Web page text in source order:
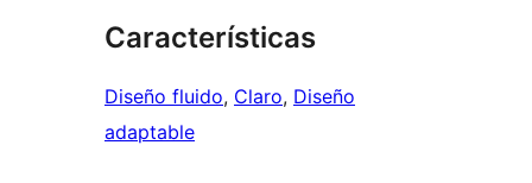
Características
Diseño fluido, Claro, Diseño
adaptable